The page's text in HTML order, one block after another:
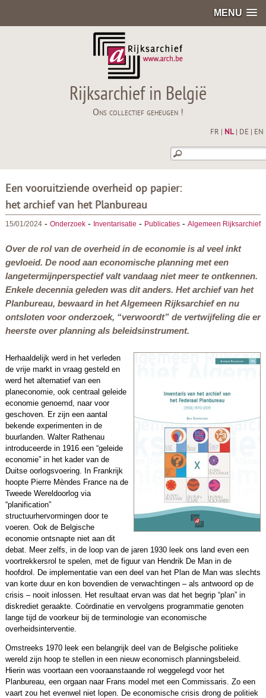
MENU
Rijksarchief in België
Ons collectief geheugen !
FR NL| DE EN
Een vooruitziende overheid op papier:
het archief van het Planbureau
15/01/2024- Onderzoek- Inventarisatie - Publicaties- Algemeen Rijksarchief
Over de rol van de overheid in de economie is al veel inkt
gevloeid. De nood aan economische planning met een
langetermijnperspectief valt vandaag niet meer te ontkennen.
Enkele decennia geleden was dit anders. Het archief van het
Planbureau, bewaard in het Algemeen Rijksarchief en nu
ontsloten voor onderzoek, “verwoordt” de vertwijfeling die er
heerste over planning als beleidsinstrument.
Herhaaldelijk werd in het verleden
de vrije markt in vraag gesteld en
werd het alternatief van een
planeconomie, ook centraal geleide
economie genoemd, naar voor
geschoven. Er zijn een aantal
bekende experimenten in de
buurlanden. Walter Rathenau
introduceerde in 1916 een “geleide
economie” in het kader van de
Duitse oorlogsvoering. In Frankrijk
hoopte Pierre Mèndes France na de
Tweede Wereldoorlog via
“planification”
structuurhervormingen door te
voeren. Ook de Belgische
economie ontsnapte niet aan dit
debat. Meer zelfs, in de loop van de jaren 1930 leek ons land even een
voortrekkersrol te spelen, met de figuur van Hendrik De Man in de
hoofdrol. De implementatie van een deel van het Plan de Man was slechts
van korte duur en kon bovendien de verwachtingen – als antwoord op de
crisis – nooit inlossen. Het resultaat ervan was dat het begrip “plan” in
diskrediet geraakte. Coördinatie en vervolgens programmatie genoten
lange tijd de voorkeur bij de terminologie van economische
overheidsinterventie.
Omstreeks 1970 leek een belangrijk deel van de Belgische politieke
wereld zijn hoop te stellen in een nieuw econo­misch planningsbeleid.
Hierin was voortaan een vooraan­staande rol weggelegd voor het
Planbureau, een orgaan naar Frans model met een Commissaris. Zo een
vaart zou het evenwel niet lopen. De economische crisis drong de politiek